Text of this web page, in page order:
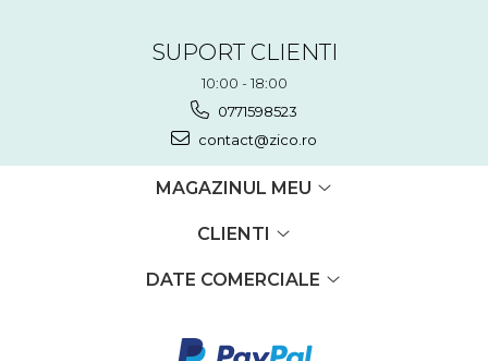
SUPORT CLIENTI
10:00 - 18:00
0771598523
contact@zico.ro
MAGAZINUL MEU
CLIENTI
DATE COMERCIALE